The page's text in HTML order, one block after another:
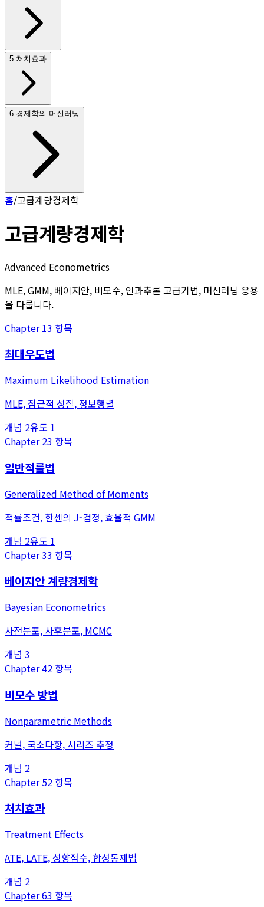
5 처치효과
6 경제학의 머신러닝
홈/고급계량경제학
고급계량경제학
Advanced Econometrics
MLE, GMM, 베이지안, 비모수, 인과추론 고급기법, 머신러닝 응용
을 다룹니다.
Chapter13 항목
최대우도법
Maximum Likelihood Estimation
MLE, 점근적 성질, 정보행렬
개념 2유도 1
Chapter23 항목
일반적률법
Generalized Method of Moments
적률조건, 한센의 J-검정, 효율적 GMM
개념 2유도 1
Chapter33 항목
베이지안 계량경제학
Bayesian Econometrics
사전분포, 사후분포, MCMC
개념 3
Chapter42 항목
비모수 방법
Nonparametric Methods
커널, 국소다항, 시리즈 추정
개념 2
Chapter52 항목
처치효과
Treatment Effects
ATE, LATE, 성향점수, 합성통제법
개념 2
Chapter63 항목